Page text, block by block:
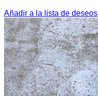
Añadir a la lista de deseos